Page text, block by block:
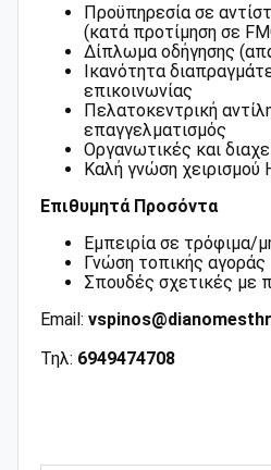
Προϋπηρεσία σε
(κατά προτίμηση σε
Δίπλωμα οδήγησης
Ικανότητα
επικοινωνίας
Πελατοκεντρική
επαγγελματισμός
Οργανωτικές και
Καλή γνώση χειρισμού
Επιθυμητά Προσόντα
Εμπειρία σε τρόφιμα/
Γνώση τοπικής αγοράς
Σπουδές σχετικές με
Email:
Τηλ: 6949474708